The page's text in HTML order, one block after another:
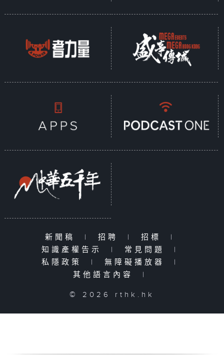
新聞稿 | 招聘 | 招標
|
知識產權告示
| 常見問題
|
私隱政策
| 無障礙播放器
|
其他語言內容
|
© 2026 rthk.hk